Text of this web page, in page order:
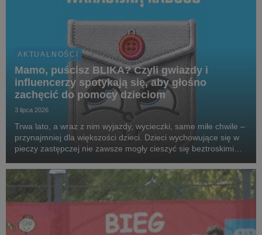
AKTUALNOŚCI
Mamo, puścisz BLIKA? Czyli gwiazdy i
influencerzy spotykają się, aby głośno
zachęcić do pomocy dzieciom
3 lipca 2026
Trwa lato, a wraz z nim wyjazdy, wycieczki, same miłe chwile –
przynajmniej dla większości dzieci. Dzieci wychowujące się w
pieczy zastępczej nie zawsze mogły cieszyć się beztroskimi
SOS Wiosek Dziecięcych, gwiazdy,...